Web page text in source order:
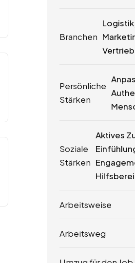
Branchen
Vertrieb
Persönliche
Stärken
Soziale
Stärken
Aktives
Arbeitsweise
Arbeitsweg